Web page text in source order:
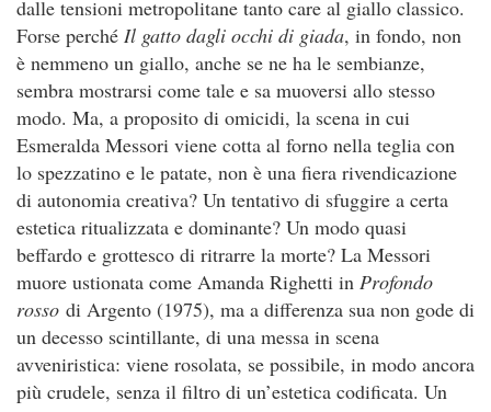
dalle tensioni metropolitane tanto care al giallo classico.
Forse perché Il gatto dagli occhi di giada, in fondo, non
è nemmeno un giallo, anche se ne ha le sembianze,
sembra mostrarsi come tale e sa muoversi allo stesso
modo. Ma, a proposito di omicidi, la scena in cui
Esmeralda Messori viene cotta al forno nella teglia con
lo spezzatino e le patate, non è una fiera rivendicazione
di autonomia creativa? Un tentativo di sfuggire a certa
estetica ritualizzata e dominante? Un modo quasi
beffardo e grottesco di ritrarre la morte? La Messori
muore ustionata come Amanda Righetti in Profondo
rosso di Argento (1975), ma a differenza sua non gode di
un decesso scintillante, di una messa in scena
avveniristica: viene rosolata, se possibile, in modo ancora
più crudele, senza il filtro di un’estetica codificata. Un